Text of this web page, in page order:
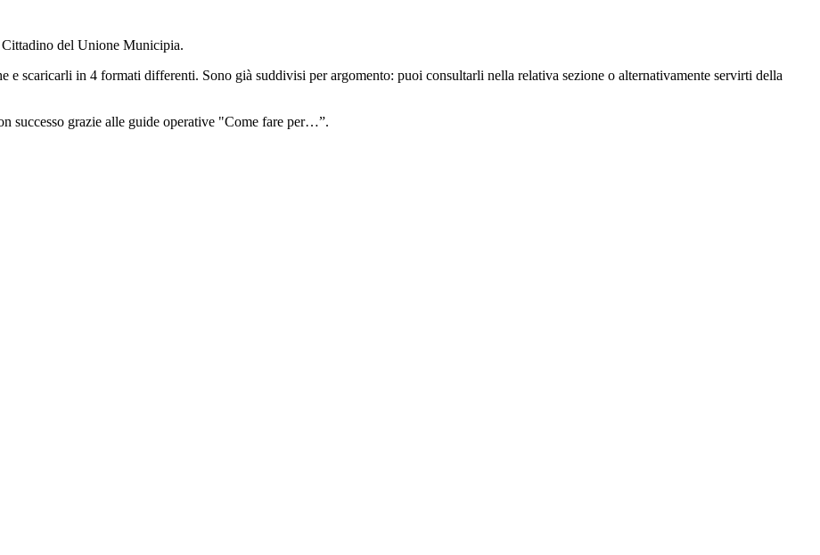
del Unione Municipia.
e scaricarli in 4 formati differenti. Sono già suddivisi per argomento: puoi consultarli nella relativa sezione o alternativamente servirti della
successo grazie alle guide operative "Come fare per…”.